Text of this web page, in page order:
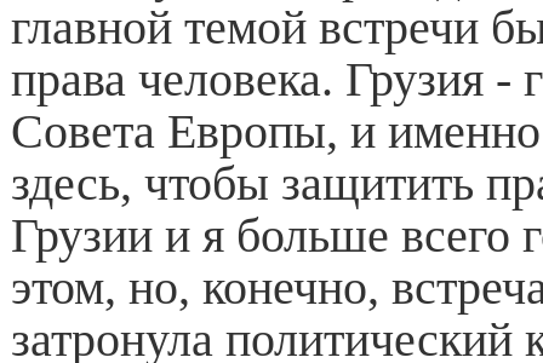
главной темой встречи
права человека. Грузия -
Совета Европы, и
здесь, чтобы защитить
Грузии и я больше всего
этом, но, конечно,
затронула политический